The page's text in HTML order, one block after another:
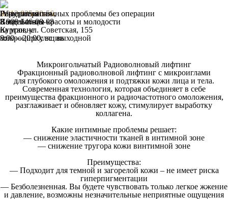
Гирудотерапия
Воздействие
на уровне
микроциркуляции
IV-терапия
Капельницы красоты и молодости
Решение интимных проблемы без операции
8 912 835-20-56,
8 909 146-08-08
Курган, ул. Советская, 155
8:00—20:00; вс: выходной
Микроигольчатый Радиоволновый лифтинг
Фракционный радиоволновой лифтинг с микроиглами
для глубокого омоложения и подтяжки кожи лица и тела.
Современная технология, которая объединяет в себе
преимущества фракционного и радиочастотного омоложения,
разглаживает и обновляет кожу, стимулирует выработку
коллагена.
Какие интимные проблемы решает:
— снижение эластичности тканей в интимной зоне
— снижение тругора кожи винтимной зоне
Преимущества:
— Подходит для темной и загорелой кожи – не имеет риска
гиперпигментации
— Безболезненная. Вы будете чувствовать только легкое жжение
и давление, возможны незначительные неприятные ощущения